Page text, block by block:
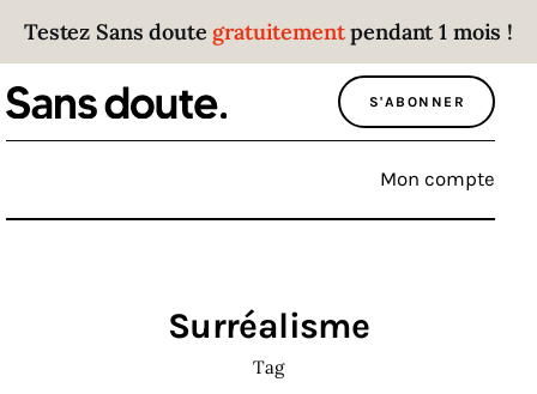
Testez Sans doute gratuitementpendant 1 mois !
S'ABONNER
Mon compte
Sans doute
Parce que plus personne n’écoute les gens
qui ont des choses à dire.
Politique
Surréalisme
Tag